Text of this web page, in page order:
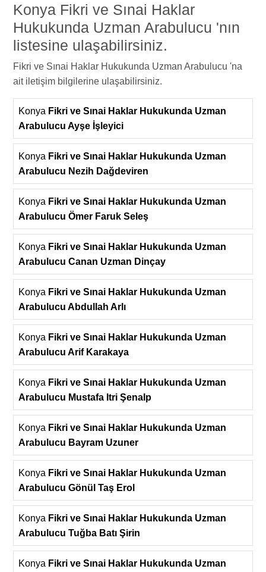
Konya Fikri ve Sınai Haklar
Hukukunda Uzman Arabulucu 'nın
listesine ulaşabilirsiniz.
Fikri ve Sınai Haklar Hukukunda Uzman Arabulucu 'na
ait iletişim bilgilerine ulaşabilirsiniz.
Konya Fikri ve Sınai Haklar Hukukunda Uzman
Arabulucu Ayşe İşleyici
Konya Fikri ve Sınai Haklar Hukukunda Uzman
Arabulucu Nezih Dağdeviren
Konya Fikri ve Sınai Haklar Hukukunda Uzman
Arabulucu Ömer Faruk Seleş
Konya Fikri ve Sınai Haklar Hukukunda Uzman
Arabulucu Canan Uzman Dinçay
Konya Fikri ve Sınai Haklar Hukukunda Uzman
Arabulucu Abdullah Arlı
Konya Fikri ve Sınai Haklar Hukukunda Uzman
Arabulucu Arif Karakaya
Konya Fikri ve Sınai Haklar Hukukunda Uzman
Arabulucu Mustafa Itri Şenalp
Konya Fikri ve Sınai Haklar Hukukunda Uzman
Arabulucu Bayram Uzuner
Konya Fikri ve Sınai Haklar Hukukunda Uzman
Arabulucu Gönül Taş Erol
Konya Fikri ve Sınai Haklar Hukukunda Uzman
Arabulucu Tuğba Batı Şirin
Konya Fikri ve Sınai Haklar Hukukunda Uzman